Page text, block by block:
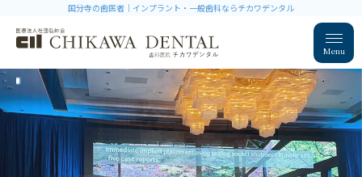
国分寺の歯医者｜インプラント・一般歯科ならチカワデンタル
Menu